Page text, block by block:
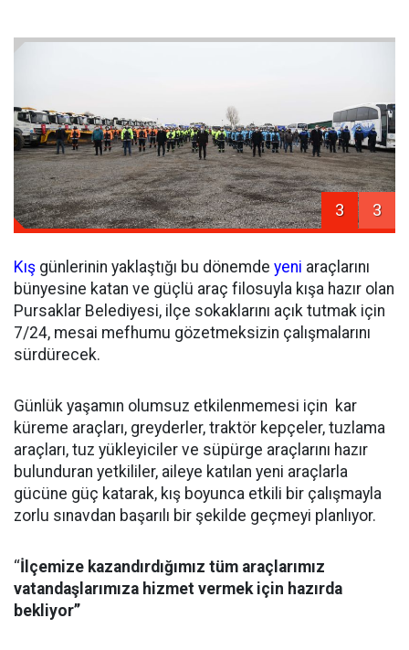
3 3
Kış günlerinin yaklaştığı bu dönemde yeni araçlarını
bünyesine katan ve güçlü araç filosuyla kışa hazır olan
Pursaklar Belediyesi, ilçe sokaklarını açık tutmak için
7/24, mesai mefhumu gözetmeksizin çalışmalarını
sürdürecek.
Günlük yaşamın olumsuz etkilenmemesi için kar
küreme araçları, greyderler, traktör kepçeler, tuzlama
araçları, tuz yükleyiciler ve süpürge araçlarını hazır
bulunduran yetkililer, aileye katılan yeni araçlarla
gücüne güç katarak, kış boyunca etkili bir çalışmayla
zorlu sınavdan başarılı bir şekilde geçmeyi planlıyor.
‘‘İlçemize kazandırdığımız tüm araçlarımız
vatandaşlarımıza hizmet vermek için hazırda
bekliyor’’